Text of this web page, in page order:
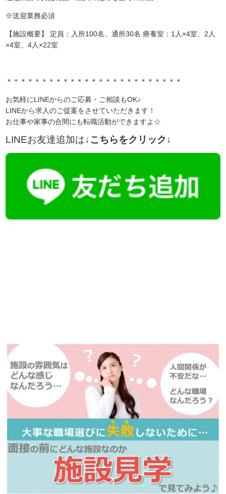
※送迎業務必須
【施設概要】 定員：入所100名、通所30名 療養室：1人×4室、2人
×4室、4人×22室
＊＊＊＊＊＊＊＊＊＊＊＊＊＊＊＊＊＊＊＊＊＊＊＊＊
お気軽にLINEからのご応募・ご相談もOK♪
LINEから求人のご提案をさせていただきます！
お仕事や家事の合間にも転職活動ができますよ☆
LINEお友達追加は↓こちらをクリック↓